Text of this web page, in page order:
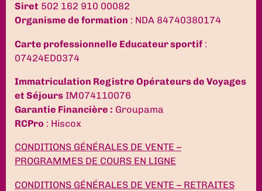
Siret 502 162 910 00082
Organisme de formation : NDA 84740380174
Carte professionnelle Educateur sportif :
07424ED0374
Immatriculation Registre Opérateurs de Voyages
et Séjours IM074110076
Garantie Financière : Groupama
RCPro : Hiscox
CONDITIONS GÉNÉRALES DE VENTE –
PROGRAMMES DE COURS EN LIGNE
CONDITIONS GÉNÉRALES DE VENTE – RETRAITES